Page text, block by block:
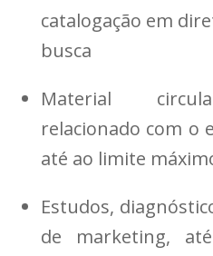
catalogação em
busca
Material
relacionado com o
até ao limite
Estudos,
de marketing,